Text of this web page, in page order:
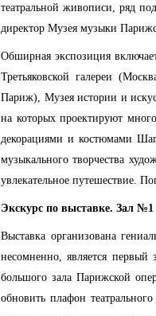
театральной живописи, ряд
директор Музея музыки
Обширная экспозиция
Третьяковской галереи
Париж), Музея истории и
на которых проектируют
декорациями и костюмами
музыкального творчества
увлекательное путешествие.
Экскурс по выставке. Зал
Выставка организована
несомненно, является
большого зала Парижской
обновить плафон